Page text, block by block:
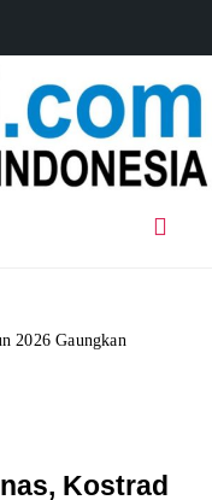
2026 Gaungkan
Kostrad